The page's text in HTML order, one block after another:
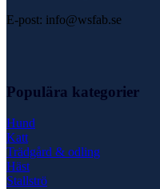
E-post: info@wsfab.se
Populära kategorier
Hund
Katt
Trädgård & odling
Häst
Stallströ